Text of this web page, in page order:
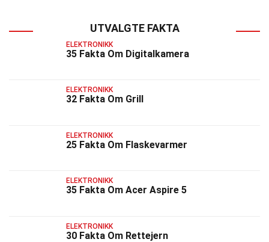
UTVALGTE FAKTA
ELEKTRONIKK
35 Fakta Om Digitalkamera
ELEKTRONIKK
32 Fakta Om Grill
ELEKTRONIKK
25 Fakta Om Flaskevarmer
ELEKTRONIKK
35 Fakta Om Acer Aspire 5
ELEKTRONIKK
30 Fakta Om Rettejern